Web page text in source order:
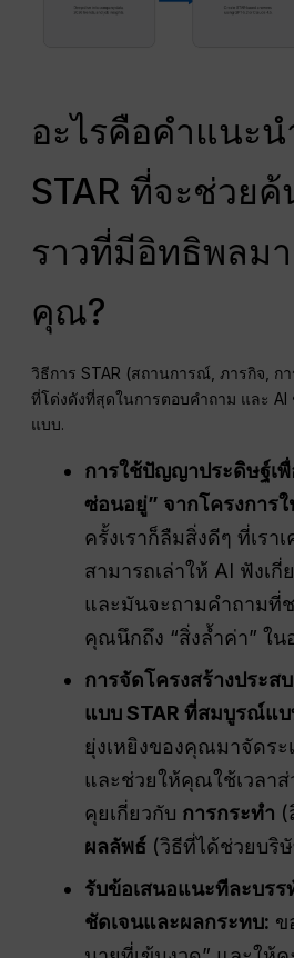
อะไรคือคำแนะ
STAR ที่จะช่วยค้
ราวที่มีอิทธิพลม
คุณ?
วิธีการ STAR (สถานการณ์, ภารกิจ, ก
ที่โด่งดังที่สุดในการตอบคำถาม และ
แบบ.
การใช้ปัญญาประดิษฐ์เพื่
ซ่อนอยู่” จากโครงการ
ครั้งเราก็ลืมสิ่งดีๆ ที่เรา
สามารถเล่าให้ AI ฟังเ
และมันจะถามคำถามที่
คุณนึกถึง “สิ่งล้ำค่า” ใ
การจัดโครงสร้างประส
แบบ STAR ที่สมบูรณ์แบ
ยุ่งเหยิงของคุณมาจัดระ
และช่วยให้คุณใช้เวลา
คุยเกี่ยวกับ การกระทำ
ผลลัพธ์ (วิธีที่ได้ช่วยบริ
รับข้อเสนอแนะทีละบรร
ชัดเจนและผลกระทบ: ข